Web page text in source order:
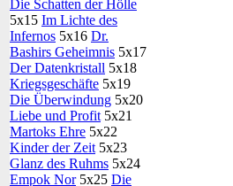
Die Schatten der Hölle
5x15 Im Lichte des
Infernos 5x16 Dr.
Bashirs Geheimnis 5x17
Der Datenkristall 5x18
Kriegsgeschäfte 5x19
Die Überwindung 5x20
Liebe und Profit 5x21
Martoks Ehre 5x22
Kinder der Zeit 5x23
Glanz des Ruhms 5x24
Empok Nor5x25 Die